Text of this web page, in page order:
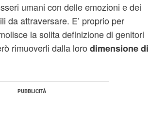
umani con delle emozioni e dei
da attraversare. E’ proprio per
la solita definizione di genitori
rimuoverli dalla loro dimensione di